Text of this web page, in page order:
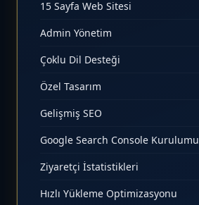
15 Sayfa Web Sitesi
Admin Yönetim
Çoklu Dil Desteği
Özel Tasarım
Gelişmiş SEO
Google Search Console Kurulumu
Ziyaretçi İstatistikleri
Hızlı Yükleme Optimizasyonu